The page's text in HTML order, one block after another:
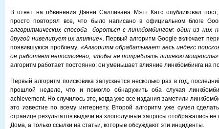
В ответ на обвинения Дэнни Салливана Мэтт Катс опубликовал
просто повторял все, что было написано в официальном блоге
алгоритмических способа бороться с линкбомбингом: один из них
другой нивелирует их влияние». Первый алгоритм Google включает
появившуюся проблему. «Алгоритм обрабатывает весь индекс
он работает непостоянно, чтобы не потреблять лишнюю мощность»
алгоритм работает постоянно: он уменьшает влияние линкбомбинга на
Первый алгоритм поисковика запускается несколько раз в год,
прошлой неделе, что и помогло обнаружить оба случая
achievement. Но случилось это, когда уже все издания заметили
это известие по всему интернету. Второй алгоритм уже сумел
странице результатов выдачи на злополучные запросы отображались не
Дома, а только ссылки на статьи, которые обсуждают эти инциденты.